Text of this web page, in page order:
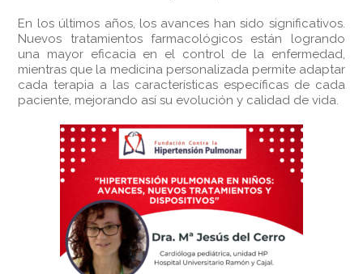
En los últimos años, los avances han sido significativos.
Nuevos tratamientos farmacológicos están logrando
una mayor eficacia en el control de la enfermedad,
mientras que la medicina personalizada permite adaptar
cada terapia a las características específicas de cada
paciente, mejorando así su evolución y calidad de vida.